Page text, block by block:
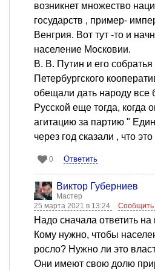
возникнет множество
государств , пример-
Венгрия. Вот тут -то и
население Московии.
В. В. Путин и его собратья
Петербургского
обещали дать народу все
Русской еще тогда, когда
агитацию за партию "
через год сказали , что
0 Ответить
Виктор Губерниев
Мастер
25 марта 2021 в 13:24
Сообщить
Надо сначала ответить на
Кому нужно, чтобы
росло? Нужно ли это
Они имеют свою долю